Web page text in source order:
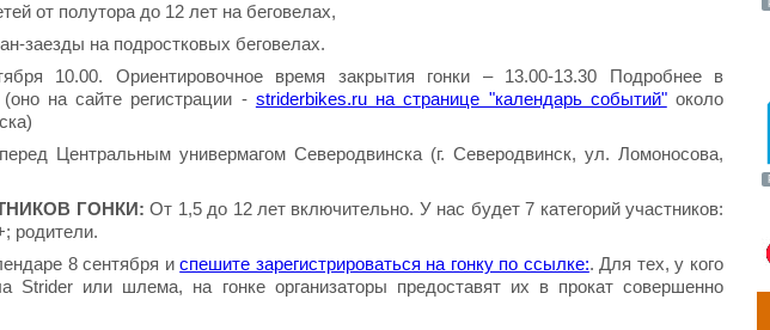
от полутора до 12 лет на беговелах,
заезды на подростковых беговелах.
10.00. Ориентировочное время закрытия гонки – 13.00-13.30 Подробнее в
на сайте регистрации - striderbikes.ru на странице "календарь событий"около
Центральным универмагом Северодвинска (г. Северодвинск, ул. Ломоносова,
ГОНКИ: От 1,5 до 12 лет включительно. У нас будет 7 категорий участников:
родители.
8 сентября испешите зарегистрироваться на гонку по ссылке:. Для тех, у кого
Strider или шлема, на гонке организаторы предоставят их в прокат совершенно